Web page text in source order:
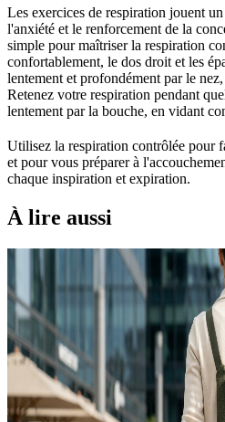
Les exercices de respiration jouent
l'anxiété et le renforcement de la
simple pour maîtriser la respiration
confortablement, le dos droit et les
lentement et profondément par le
Retenez votre respiration pendant
lentement par la bouche, en vidant
Utilisez la respiration contrôlée pour
et pour vous préparer à
chaque inspiration et expiration.
À lire aussi